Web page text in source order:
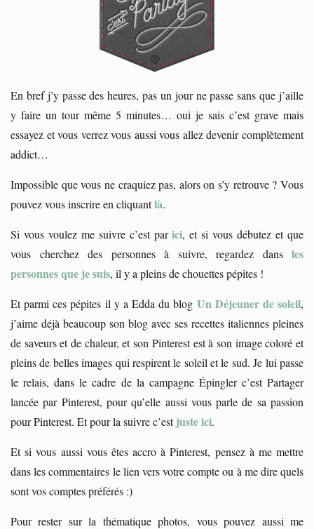
En bref j’y passe des heures, pas un jour ne passe sans que j’aille
y faire un tour même 5 minutes… oui je sais c’est grave mais
essayez et vous verrez vous aussi vous allez devenir complètement
addict…
Impossible que vous ne craquiez pas, alors on s’y retrouve ? Vous
pouvez vous inscrire en cliquantlà.
Si vous voulez me suivre c’est parici, et si vous débutez et que
vous cherchez des personnes à suivre, regardez dans les
personnes que je suis, il y a pleins de chouettes pépites !
Et parmi ces pépites il y a Edda du blog Un Déjeuner de soleil,
j’aime déjà beaucoup son blog avec ses recettes italiennes pleines
de saveurs et de chaleur, et son Pinterest est à son image coloré et
pleins de belles images qui respirent le soleil et le sud. Je lui passe
le relais, dans le cadre de la campagne Épingler c’est Partager
lancée par Pinterest, pour qu’elle aussi vous parle de sa passion
pour Pinterest. Et pour la suivre c’estjuste ici.
Et si vous aussi vous êtes accro à Pinterest, pensez à me mettre
dans les commentaires le lien vers votre compte ou à me dire quels
sont vos comptes préférés :)
Pour rester sur la thématique photos, vous pouvez aussi me